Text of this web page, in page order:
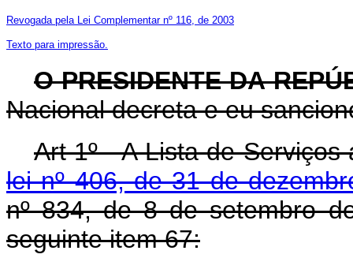
Revogada pela Lei Complementar nº 116, de 2003
Texto para impressão.
O PRESIDENTE DA
Nacional decreta e eu
Art 1º - A Lista de
lei nº 406, de 31 de
nº 834, de 8 de setembro
seguinte item 67: